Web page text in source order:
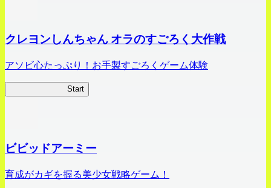
クレヨンしんちゃん オラのすごろく大作戦
アソビ心たっぷり！お手製すごろくゲーム体験
Start
ビビッドアーミー
育成がカギを握る美少女戦略ゲーム！